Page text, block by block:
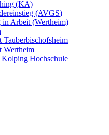
(KA)
(AVGS)
Arbeit (Wertheim)
Tauberbischofsheim
Wertheim
Kolping Hochschule